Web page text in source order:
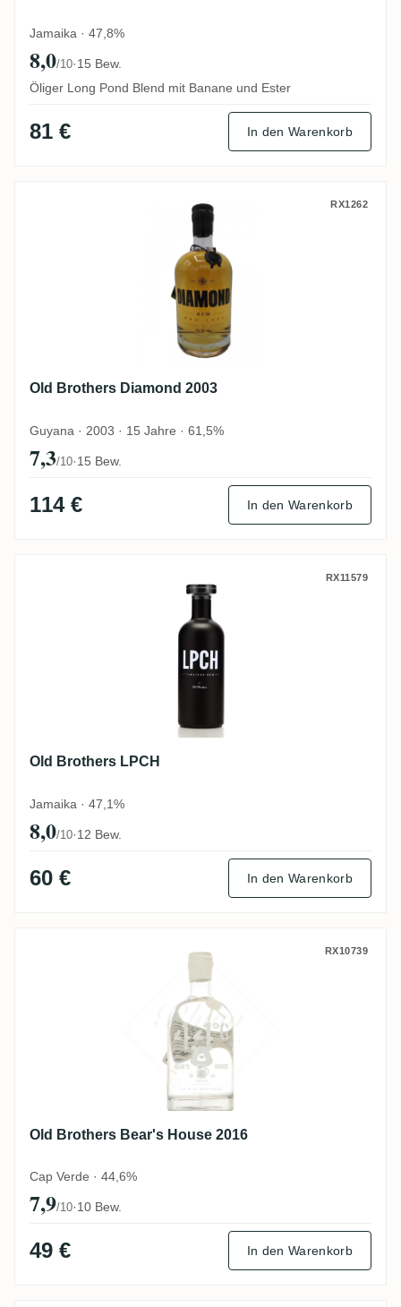
Jamaika · 47,8%
8,0/10·15 Bew.
Öliger Long Pond Blend mit Banane und Ester
81 € In den Warenkorb
Old Brothers Diamond 2003 RX1262
Old Brothers Diamond 2003
Guyana · 2003 · 15 Jahre · 61,5%
7,3/10·15 Bew.
114 € In den Warenkorb
Old Brothers LPCH RX11579
Old Brothers LPCH
Jamaika · 47,1%
8,0/10·12 Bew.
60 € In den Warenkorb
Old Brothers Bear's House 2016 RX10739
Old Brothers Bear's House 2016
Cap Verde · 44,6%
7,9/10·10 Bew.
49 € In den Warenkorb